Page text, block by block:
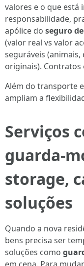
valores e o que está
responsabilidade,
apólice do seguro
(valor real vs valor
seguráveis
originais).
Além do transporte
ampliam a
Serviços
guarda-
storage,
soluções
Quando a nova
bens precisa ser
soluções como